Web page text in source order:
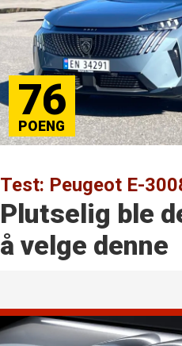
76
Test: Peugeot E-
Plutselig ble
å velge denne